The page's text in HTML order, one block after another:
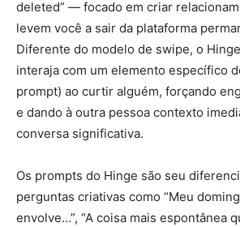
deleted” — focado em criar
levem você a sair da plataforma
Diferente do modelo de swipe, o
interaja com um elemento específico
prompt) ao curtir alguém, forçando
e dando à outra pessoa contexto
conversa significativa.
Os prompts do Hinge são seu
perguntas criativas como “Meu
envolve…”, “A coisa mais espontânea